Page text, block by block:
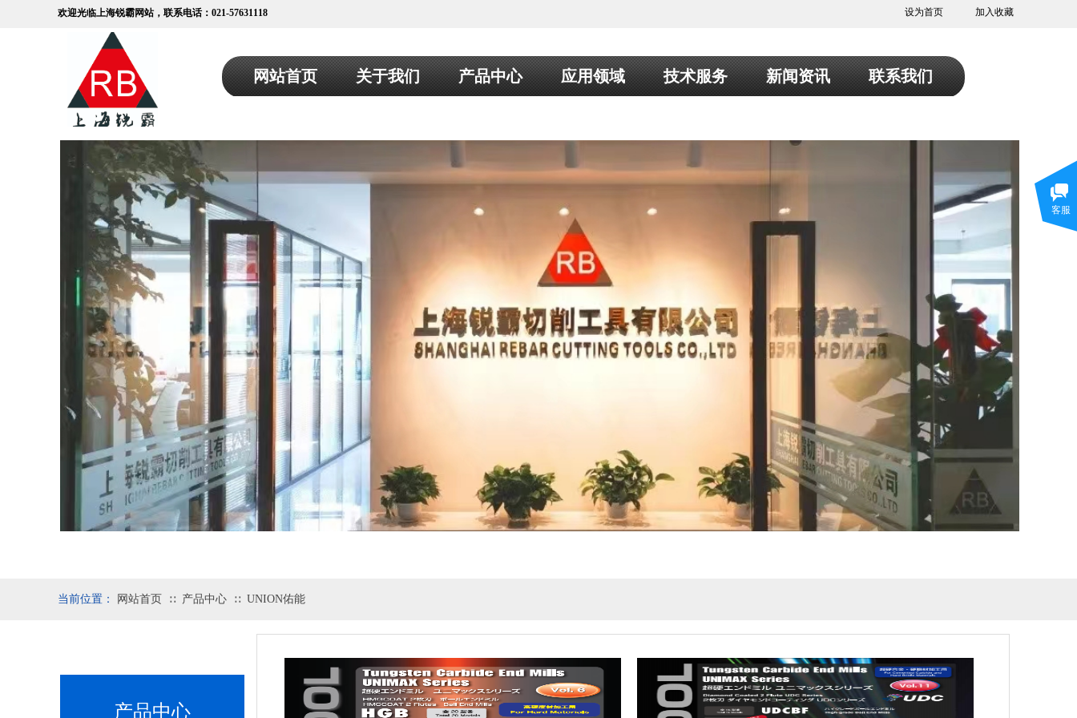
设为首页 加入收藏
欢迎光临上海锐霸网站，联系电话：021-57631118
网站首页 关于我们 产品中心 应用领域 技术服务 新闻资讯 联系我们
当前位置： 网站首页 ∷ 产品中心 ∷ UNION佑能
产品中心
客服